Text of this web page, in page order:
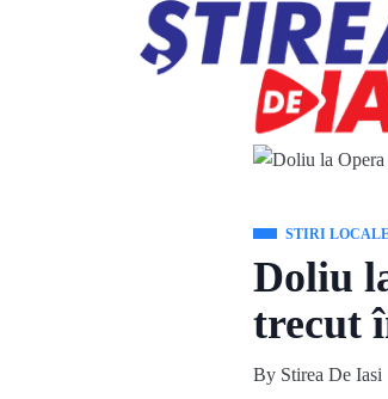
STIRI
Doliu
trecut
By Stirea De Iasi